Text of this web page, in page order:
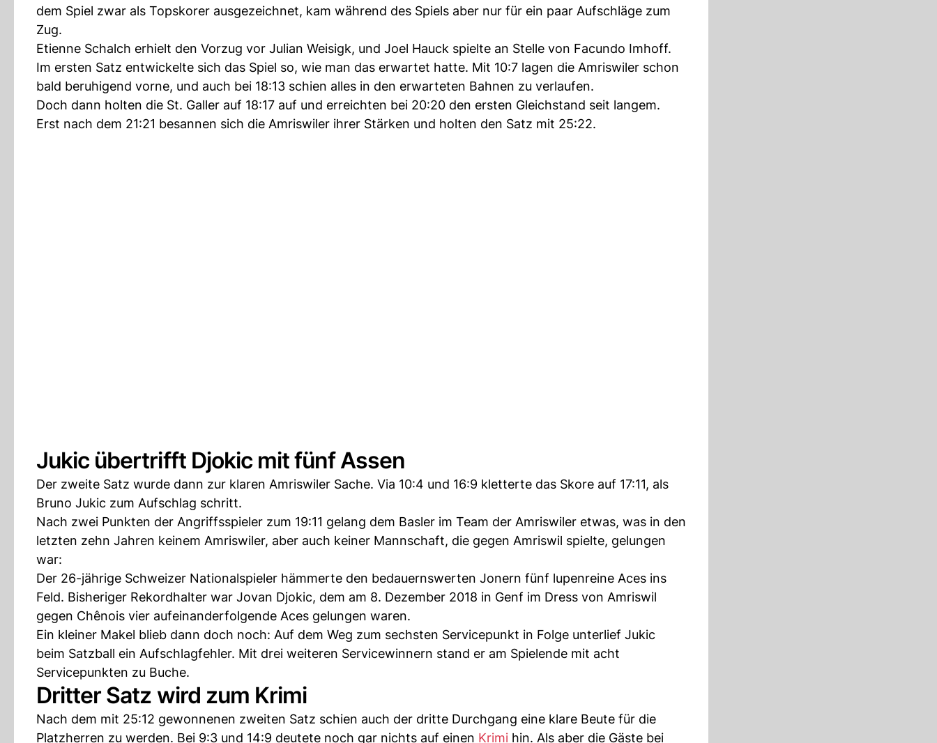
dem Spiel zwar als Topskorer ausgezeichnet, kam während des Spiels aber nur für ein paar Aufschläge zum
Zug.
Etienne Schalch erhielt den Vorzug vor Julian Weisigk, und Joel Hauck spielte an Stelle von Facundo Imhoff.
Im ersten Satz entwickelte sich das Spiel so, wie man das erwartet hatte. Mit 10:7 lagen die Amriswiler schon
bald beruhigend vorne, und auch bei 18:13 schien alles in den erwarteten Bahnen zu verlaufen.
Doch dann holten die St. Galler auf 18:17 auf und erreichten bei 20:20 den ersten Gleichstand seit langem.
Erst nach dem 21:21 besannen sich die Amriswiler ihrer Stärken und holten den Satz mit 25:22.
Jukic übertrifft Djokic mit fünf Assen
Der zweite Satz wurde dann zur klaren Amriswiler Sache. Via 10:4 und 16:9 kletterte das Skore auf 17:11, als
Bruno Jukic zum Aufschlag schritt.
Nach zwei Punkten der Angriffsspieler zum 19:11 gelang dem Basler im Team der Amriswiler etwas, was in den
letzten zehn Jahren keinem Amriswiler, aber auch keiner Mannschaft, die gegen Amriswil spielte, gelungen
war:
Der 26-jährige Schweizer Nationalspieler hämmerte den bedauernswerten Jonern fünf lupenreine Aces ins
Feld. Bisheriger Rekordhalter war Jovan Djokic, dem am 8. Dezember 2018 in Genf im Dress von Amriswil
gegen Chênois vier aufeinanderfolgende Aces gelungen waren.
Ein kleiner Makel blieb dann doch noch: Auf dem Weg zum sechsten Servicepunkt in Folge unterlief Jukic
beim Satzball ein Aufschlagfehler. Mit drei weiteren Servicewinnern stand er am Spielende mit acht
Servicepunkten zu Buche.
Dritter Satz wird zum Krimi
Nach dem mit 25:12 gewonnenen zweiten Satz schien auch der dritte Durchgang eine klare Beute für die
Platzherren zu werden. Bei 9:3 und 14:9 deutete noch gar nichts auf einen Krimi hin. Als aber die Gäste bei